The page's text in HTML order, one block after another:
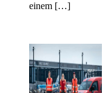
einem […]